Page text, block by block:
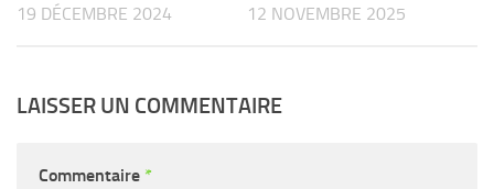
19 DÉCEMBRE 2024 12 NOVEMBRE 2025
LAISSER UN COMMENTAIRE
Commentaire *